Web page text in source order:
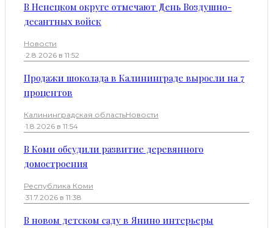
В Ненецком округе отмечают День Воздушно-
десантных войск
Новости
·2.8.2026 в 11:52
Продажи шоколада в Калининграде выросли на 7
процентов
Калининградская областьНовости
·1.8.2026 в 11:54
В Коми обсудили развитие деревянного
домостроения
Республика Коми
·31.7.2026 в 11:38
В новом детском саду в Янино интерьеры